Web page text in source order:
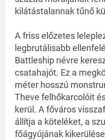
kilátástalannak tűnő
A friss előzetes
legbrutálisabb
Battleship névre
csatahajót. Ez a
méter hosszú
Theve felhőkarcolóit
kerül. A főváros
állítja a köteléket, a
főágyújának